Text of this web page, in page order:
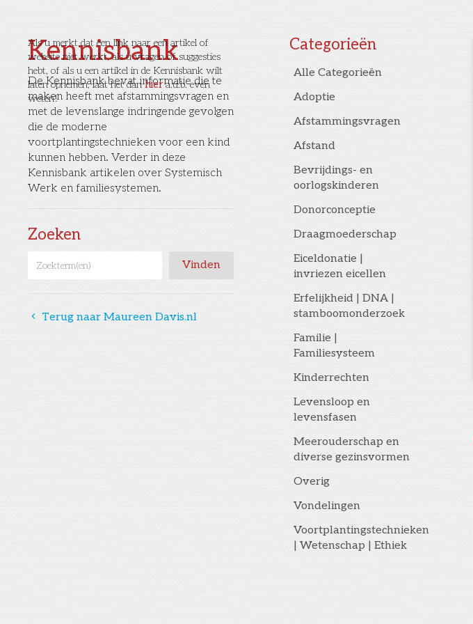
Als u merkt dat een link naar een artikel of
website niet werkt, als u vragen of suggesties
hebt, of als u een artikel in de Kennisbank wilt
laten opnemen, laat het danhiera.u.b. even
weten!
Kennisbank
De Kennisbank bevat informatie die te
maken heeft met afstammingsvragen en
met de levenslange indringende gevolgen
die de moderne
voortplantingstechnieken voor een kind
kunnen hebben. Verder in deze
Kennisbank artikelen over Systemisch
Werk en familiesystemen.
Zoeken
󰅁 Terug naar Maureen Davis.nl
Categorieën
Alle Categorieën
Adoptie
Afstammingsvragen
Afstand
Bevrijdings- en
oorlogskinderen
Donorconceptie
Draagmoederschap
Eiceldonatie |
invriezen eicellen
Erfelijkheid | DNA |
stamboomonderzoek
Familie |
Familiesysteem
Kinderrechten
Levensloop en
levensfasen
Meerouderschap en
diverse gezinsvormen
Overig
Vondelingen
Voortplantingstechnieken
| Wetenschap | Ethiek